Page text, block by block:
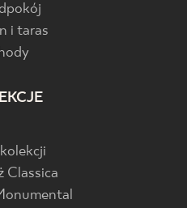
i taras
Classica